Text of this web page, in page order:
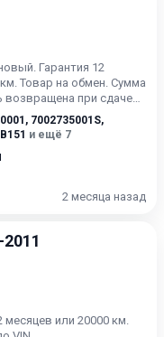
Гарантия 12
Товар на обмен. Сумма
возвращена при сдаче
, 7002735001S,
и ещё 7
2 месяца назад
месяцев или 20000 км.